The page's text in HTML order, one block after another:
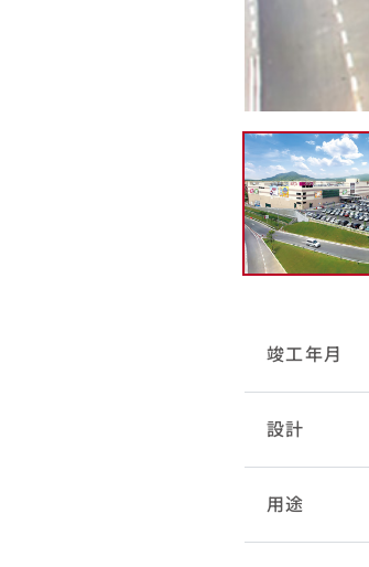
竣工年月
設計
用途